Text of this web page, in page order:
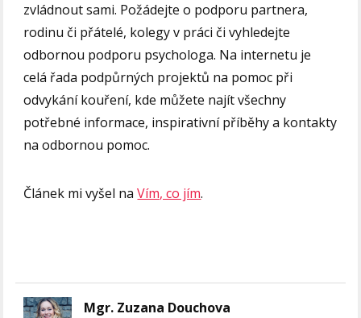
zvládnout sami. Požádejte o podporu partnera,
rodinu či přátelé, kolegy v práci či vyhledejte
odbornou podporu psychologa. Na internetu je
celá řada podpůrných projektů na pomoc při
odvykání kouření, kde můžete najít všechny
potřebné informace, inspirativní příběhy a kontakty
na odbornou pomoc.
Článek mi vyšel naVím, co jím.
Mgr. Zuzana Douchova